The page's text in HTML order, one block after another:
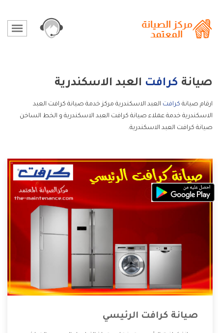
صيانة كرافت العبد الاسكندرية
ارقام صيانة كرافت العبد الاسكندرية مركز خدمة صيانة كرافت العبد
الاسكندرية خدمة عملاء صيانة كرافت العبد الاسكندرية و الخط الساخن
صيانة كرافت العبد الاسكندرية.
صيانة كرافت الرئيسي